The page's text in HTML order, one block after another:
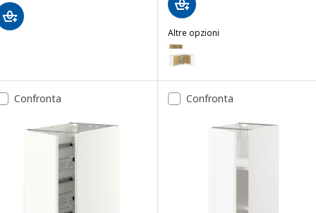
Altre opzioni
KNOXHULT
Opzione: KNOXHULT, Cucina
Confronta
Confronta